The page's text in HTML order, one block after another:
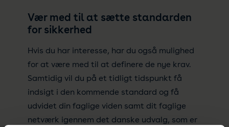
Vær med til at sætte standarden
for sikkerhed
Hvis du har interesse, har du også mulighed
for at være med til at definere de nye krav.
Samtidig vil du på et tidligt tidspunkt få
indsigt i den kommende standard og få
udvidet din faglige viden samt dit faglige
netværk igennem det danske udvalg, som er